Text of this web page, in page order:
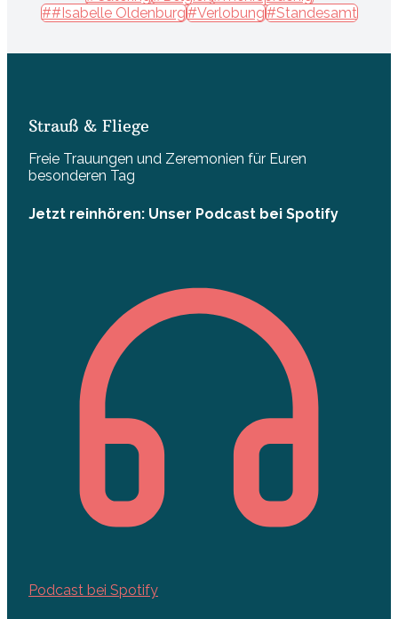
##Isabelle Oldenburg#Verlobung#Standesamt
Strauß & Fliege
Freie Trauungen und Zeremonien für Euren
besonderen Tag
Jetzt reinhören: Unser Podcast bei Spotify
Podcast bei Spotify